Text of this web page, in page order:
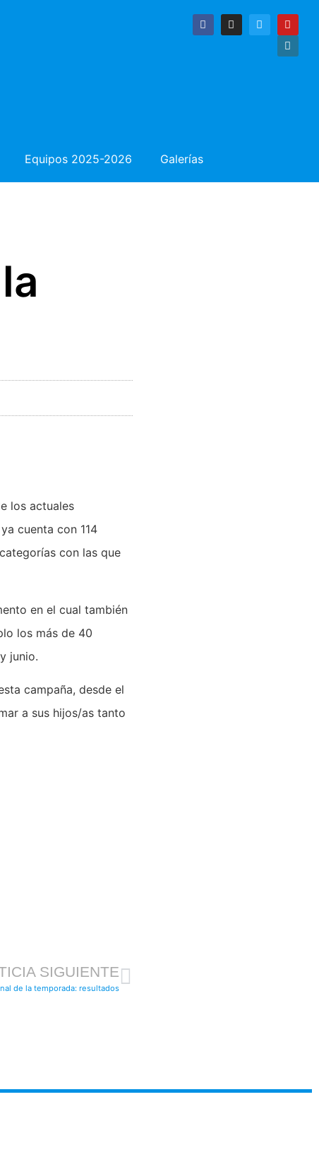
Equipos 2025-2026 Galerías
los actuales
cuenta con 114
con las que
en el cual también
los más de 40
junio.
campaña, desde el
a sus hijos/as tanto
SIGUIENTE
de la temporada: resultados